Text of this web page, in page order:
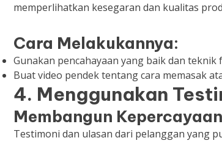
memperlihatkan kesegaran dan kualitas
Cara Melakukannya:
Gunakan pencahayaan yang baik dan
Buat video pendek tentang cara memasak
4. Menggunakan
Membangun Kepercayaan
Testimoni dan ulasan dari pelanggan yang